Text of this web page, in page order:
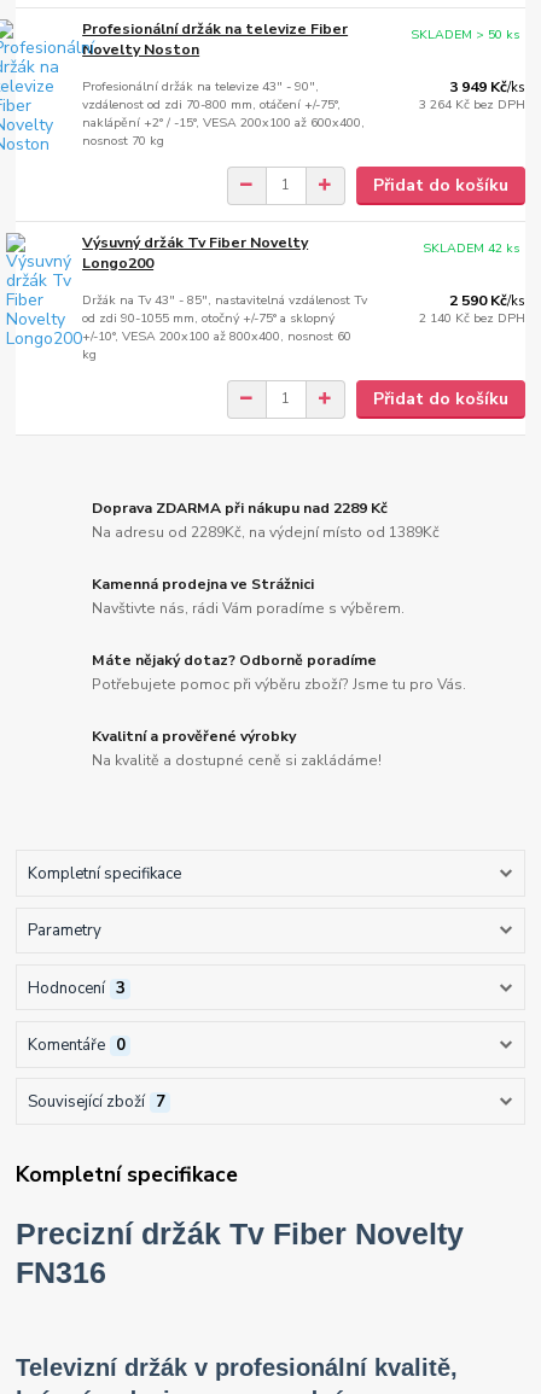
Profesionální držák na televize Fiber
Novelty Noston
Profesionální držák na televize 43" - 90",
vzdálenost od zdi 70-800 mm, otáčení +/-75°,
naklápění +2° / -15°, VESA 200x100 až 600x400,
nosnost 70 kg
3 949 Kč/ks
3 264 Kč bez DPH
SKLADEM > 50 ks
Přidat do košíku
Výsuvný držák Tv Fiber Novelty
Longo200
Držák na Tv 43" - 85", nastavitelná vzdálenost Tv
od zdi 90-1055 mm, otočný +/-75° a sklopný
+/-10°, VESA 200x100 až 800x400, nosnost 60
kg
2 590 Kč/ks
2 140 Kč bez DPH
SKLADEM 42 ks
Přidat do košíku
Doprava ZDARMA při nákupu nad 2289 Kč
Na adresu od 2289Kč, na výdejní místo od 1389Kč
Kamenná prodejna ve Strážnici
Navštivte nás, rádi Vám poradíme s výběrem.
Máte nějaký dotaz? Odborně poradíme
Potřebujete pomoc při výběru zboží? Jsme tu pro Vás.
Kvalitní a prověřené výrobky
Na kvalitě a dostupné ceně si zakládáme!
Kompletní specifikace
Parametry
Hodnocení 3
Komentáře 0
Související zboží 7
Kompletní specifikace
Precizní držák Tv Fiber Novelty
FN316
Televizní držák v profesionální kvalitě,